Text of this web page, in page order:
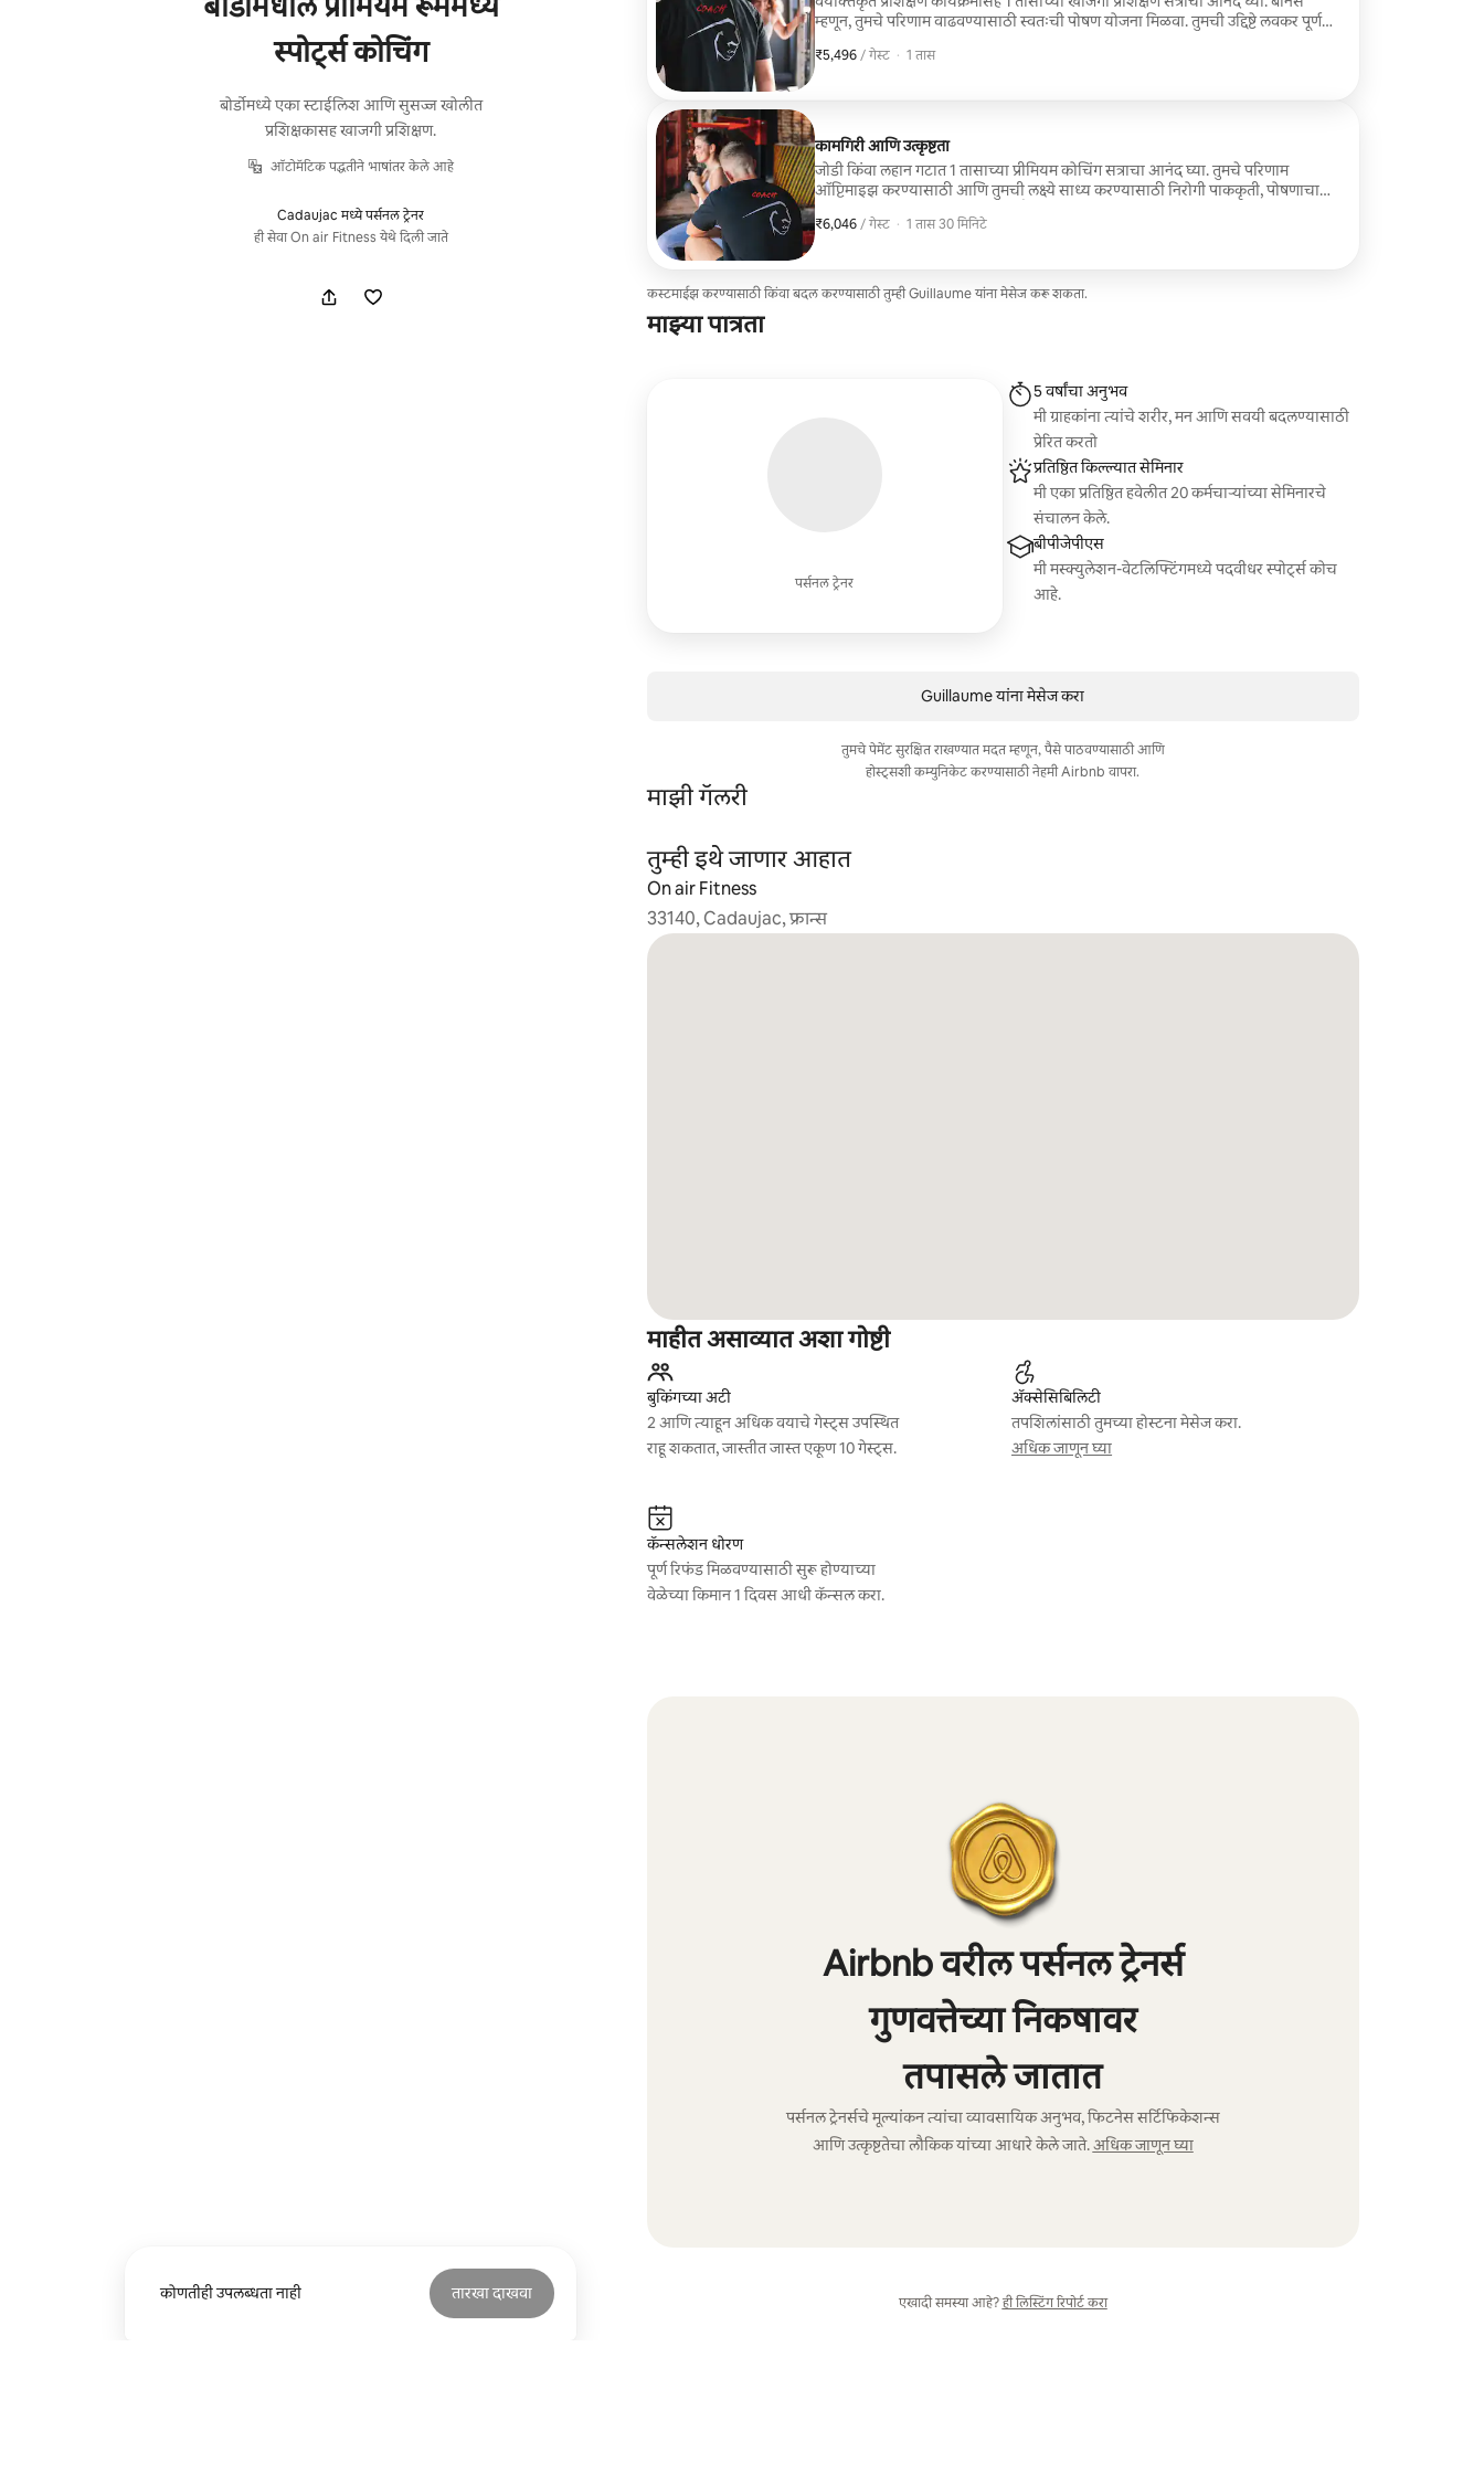
स्पोर्ट्स कोचिंग
बोर्डोमध्ये एका स्टाईलिश आणि सुसज्ज खोलीत
प्रशिक्षकासह खाजगी प्रशिक्षण.
ऑटोमॅटिक पद्धतीने भाषांतर केले आहे
Cadaujac मध्ये पर्सनल ट्रेनर
ही सेवा On air Fitness येथे दिली जाते
कोणतीही उपलब्धता नाही तारखा दाखवा
म्हणून, तुमचे परिणाम वाढवण्यासाठी स्वतःची पोषण योजना मिळवा. तुमची उद्दिष्टे लवकर पूर्ण
₹5,496 / गेस्ट
₹5,496 प्रति गेस्ट
, · 1 तास
कामगिरी आणि उत्कृष्टता
जोडी किंवा लहान गटात 1 तासाच्या प्रीमियम कोचिंग सत्राचा आनंद घ्या. तुमचे परिणाम
ऑप्टिमाइझ करण्यासाठी आणि तुमची लक्ष्ये साध्य करण्यासाठी निरोगी पाककृती, पोषणाचा
मागोवा आणि सानुकूलित सल्ल्यासह वैयक्तिकृत अ‍ॅप्लिकेशनमध्ये प्रवेश करा
₹6,046 / गेस्ट
₹6,046 प्रति गेस्ट
, · 1 तास 30 मिनिटे
कस्टमाईझ करण्यासाठी किंवा बदल करण्यासाठी तुम्ही Guillaume यांना मेसेज करू शकता.
माझ्या पात्रता
पर्सनल ट्रेनर
5 वर्षांचा अनुभव
मी ग्राहकांना त्यांचे शरीर, मन आणि सवयी बदलण्यासाठी
प्रेरित करतो
प्रतिष्ठित किल्ल्यात सेमिनार
मी एका प्रतिष्ठित हवेलीत 20 कर्मचाऱ्यांच्या सेमिनारचे
संचालन केले.
बीपीजेपीएस
मी मस्क्युलेशन-वेटलिफ्टिंगमध्ये पदवीधर स्पोर्ट्स कोच
आहे.
Guillaume यांना मेसेज करा
तुमचे पेमेंट सुरक्षित राखण्यात मदत म्हणून, पैसे पाठवण्यासाठी आणि
होस्ट्सशी कम्युनिकेट करण्यासाठी नेहमी Airbnb वापरा.
माझी गॅलरी
तुम्ही इथे जाणार आहात
On air Fitness
33140, Cadaujac, फ्रान्स
माहीत असाव्यात अशा गोष्टी
बुकिंगच्या अटी
2 आणि त्याहून अधिक वयाचे गेस्ट्स उपस्थित
राहू शकतात, जास्तीत जास्त एकूण 10 गेस्ट्स.
ॲक्सेसिबिलिटी
तपशिलांसाठी तुमच्या होस्टना मेसेज करा.
अधिक जाणून घ्या
कॅन्सलेशन धोरण
पूर्ण रिफंड मिळवण्यासाठी सुरू होण्याच्या
वेळेच्या किमान 1 दिवस आधी कॅन्सल करा.
Airbnb वरील पर्सनल ट्रेनर्स
गुणवत्तेच्या निकषावर
तपासले जातात
पर्सनल ट्रेनर्सचे मूल्यांकन त्यांचा व्यावसायिक अनुभव, फिटनेस सर्टिफिकेशन्स
आणि उत्कृष्टतेचा लौकिक यांच्या आधारे केले जाते.अधिक जाणून घ्या
एखादी समस्या आहे? ही लिस्टिंग रिपोर्ट करा